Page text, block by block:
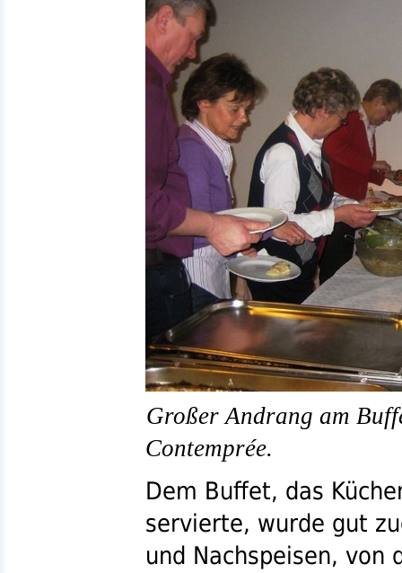
Großer Andrang am
Contemprée.
Dem Buffet, das
servierte, wurde gut
und Nachspeisen, von